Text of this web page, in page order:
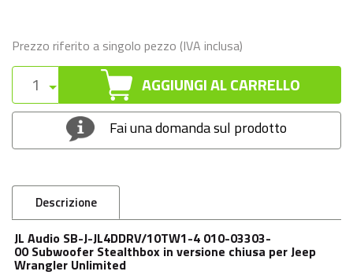
Prezzo riferito a singolo pezzo (IVA inclusa)
AGGIUNGI AL CARRELLO
Fai una domanda sul prodotto
Descrizione
JL Audio SB-J-JL4DDRV/10TW1-4 010-03303-
00 Subwoofer Stealthbox in versione chiusa per Jeep
Wrangler Unlimited